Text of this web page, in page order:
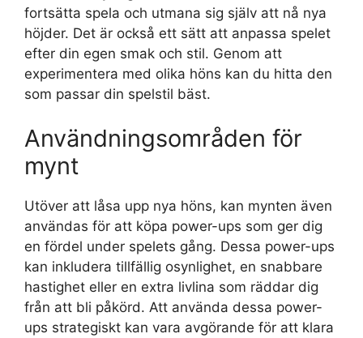
fortsätta spela och utmana sig själv att nå nya
höjder. Det är också ett sätt att anpassa spelet
efter din egen smak och stil. Genom att
experimentera med olika höns kan du hitta den
som passar din spelstil bäst.
Användningsområden för
mynt
Utöver att låsa upp nya höns, kan mynten även
användas för att köpa power-ups som ger dig
en fördel under spelets gång. Dessa power-ups
kan inkludera tillfällig osynlighet, en snabbare
hastighet eller en extra livlina som räddar dig
från att bli påkörd. Att använda dessa power-
ups strategiskt kan vara avgörande för att klara